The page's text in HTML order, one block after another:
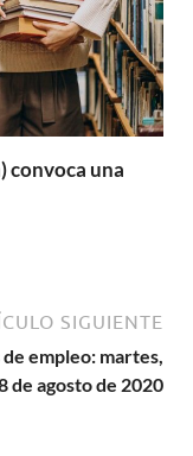
convoca una
SIGUIENTE
empleo: martes,
de agosto de 2020